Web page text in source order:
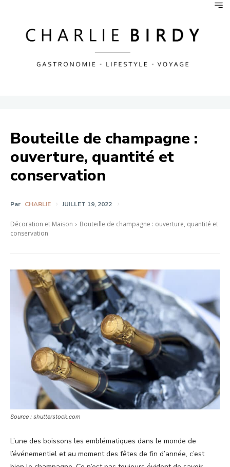
Bouteille de champagne :
ouverture, quantité et
conservation
Par CHARLIE JUILLET 19, 2022
Décoration et Maison
Bouteille de champagne : ouverture, quantité et
conservation
Source : shutterstock.com
L’une des boissons les emblématiques dans le monde de
l’événementiel et au moment des fêtes de fin d’année, c’est